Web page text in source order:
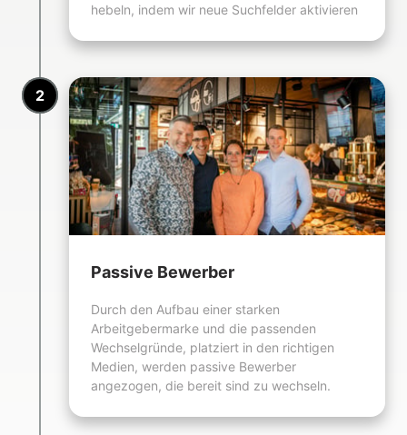
hebeln, indem wir neue Suchfelder aktivieren
2
Passive Bewerber
Durch den Aufbau einer starken
Arbeitgebermarke und die passenden
Wechselgründe, platziert in den richtigen
Medien, werden passive Bewerber
angezogen, die bereit sind zu wechseln.